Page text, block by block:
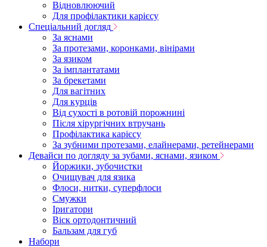
Відновлюючий
Для профілактики карієсу
Спеціальний догляд
За яснами
За протезами, коронками, вінірами
За язиком
За імплантатами
За брекетами
Для вагітних
Для курців
Від сухості в ротовій порожнині
Після хірургічних втручань
Профілактика карієсу
За зубними протезами, елайнерами, ретейнерами
Девайси по догляду за зубами, яснами, язиком
Йоржики, зубочистки
Очищувач для язика
Флоси, нитки, суперфлоси
Смужки
Іригатори
Віск ортодонтичний
Бальзам для губ
Набори